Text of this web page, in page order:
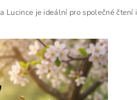
Lucince je ideální pro společné čtení i